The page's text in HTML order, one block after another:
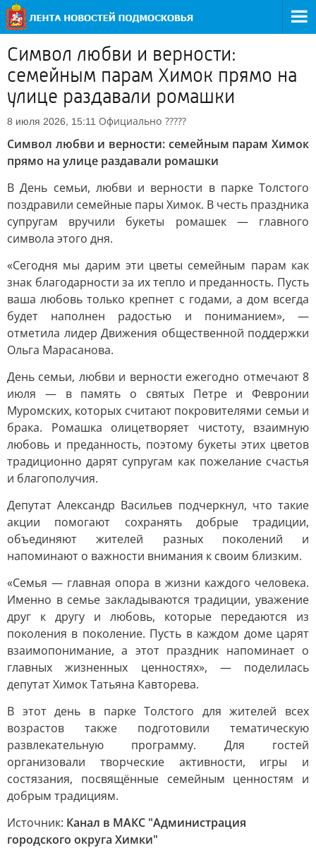
Символ любви и верности:
семейным парам Химок прямо на
улице раздавали ромашки
8 июля 2026, 15:11 Официально ?????
Символ любви и верности: семейным парам Химок
прямо на улице раздавали ромашки
В День семьи, любви и верности в парке Толстого
поздравили семейные пары Химок. В честь праздника
супругам вручили букеты ромашек — главного
символа этого дня.
«Сегодня мы дарим эти цветы семейным парам как
знак благодарности за их тепло и преданность. Пусть
ваша любовь только крепнет с годами, а дом всегда
будет наполнен радостью и пониманием», —
отметила лидер Движения общественной поддержки
Ольга Марасанова.
День семьи, любви и верности ежегодно отмечают 8
июля — в память о святых Петре и Февронии
Муромских, которых считают покровителями семьи и
брака. Ромашка олицетворяет чистоту, взаимную
любовь и преданность, поэтому букеты этих цветов
традиционно дарят супругам как пожелание счастья
и благополучия.
Депутат Александр Васильев подчеркнул, что такие
акции помогают сохранять добрые традиции,
объединяют жителей разных поколений и
напоминают о важности внимания к своим близким.
«Семья — главная опора в жизни каждого человека.
Именно в семье закладываются традиции, уважение
друг к другу и любовь, которые передаются из
поколения в поколение. Пусть в каждом доме царят
взаимопонимание, а этот праздник напоминает о
главных жизненных ценностях», — поделилась
депутат Химок Татьяна Кавторева.
В этот день в парке Толстого для жителей всех
возрастов также подготовили тематическую
развлекательную программу. Для гостей
организовали творческие активности, игры и
состязания, посвящённые семейным ценностям и
добрым традициям.
Источник: Канал в МАКС "Администрация
городского округа Химки"